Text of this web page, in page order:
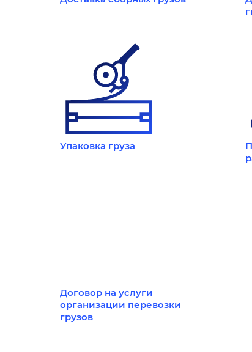
Упаковка груза
Договор на услуги
организации перевозки
грузов